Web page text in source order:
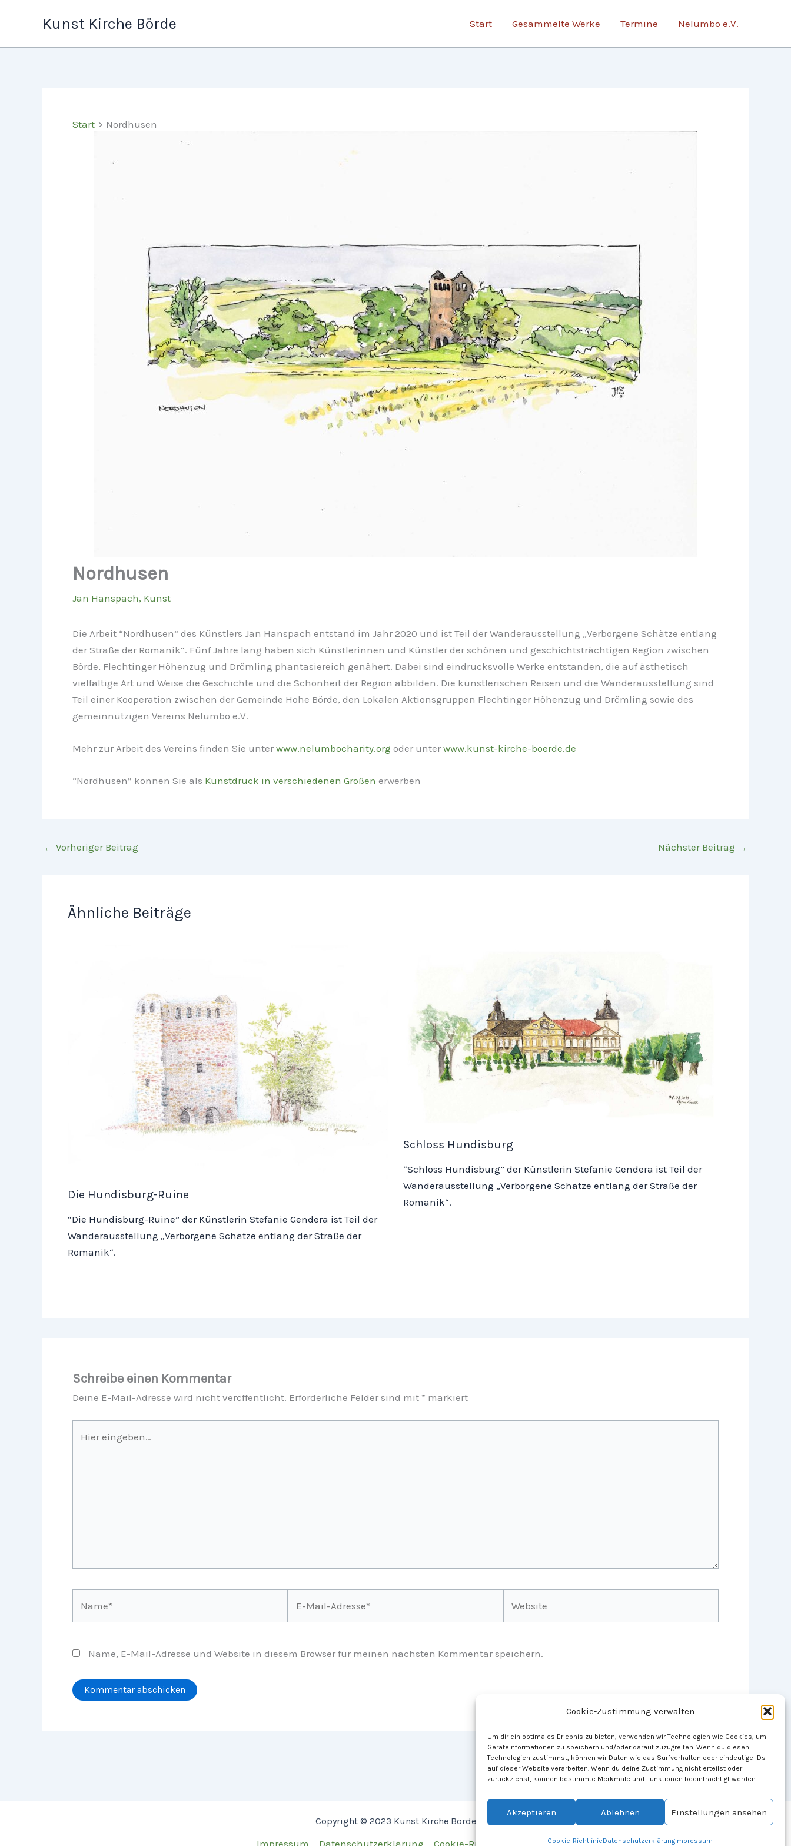
Cookie-Zustimmung verwalten
Um dir ein optimales Erlebnis zu bieten, verwenden wir Technologien wie Cookies, um
Geräteinformationen zu speichern und/oder darauf zuzugreifen. Wenn du diesen
Technologien zustimmst, können wir Daten wie das Surfverhalten oder eindeutige IDs
auf dieser Website verarbeiten. Wenn du deine Zustimmung nicht erteilst oder
zurückziehst, können bestimmte Merkmale und Funktionen beeinträchtigt werden.
Akzeptieren Ablehnen Einstellungen ansehen
Cookie-RichtlinieDatenschutzerklärungImpressum
Kunst Kirche Börde Start Gesammelte Werke Termine Nelumbo e.V.
Start Nordhusen
Nordhusen
Jan Hanspach, Kunst
Die Arbeit “Nordhusen” des Künstlers Jan Hanspach entstand im Jahr 2020 und ist Teil der Wanderausstellung „Verborgene Schätze entlang
der Straße der Romanik“. Fünf Jahre lang haben sich Künstlerinnen und Künstler der schönen und geschichtsträchtigen Region zwischen
Börde, Flechtinger Höhenzug und Drömling phantasiereich genähert. Dabei sind eindrucksvolle Werke entstanden, die auf ästhetisch
vielfältige Art und Weise die Geschichte und die Schönheit der Region abbilden. Die künstlerischen Reisen und die Wanderausstellung sind
Teil einer Kooperation zwischen der Gemeinde Hohe Börde, den Lokalen Aktionsgruppen Flechtinger Höhenzug und Drömling sowie des
gemeinnützigen Vereins Nelumbo e.V.
Mehr zur Arbeit des Vereins finden Sie unter www.nelumbocharity.org oder unter www.kunst-kirche-boerde.de
“Nordhusen” können Sie als Kunstdruck in verschiedenen Größen erwerben
← Vorheriger Beitrag Nächster Beitrag →
Ähnliche Beiträge
Die Hundisburg-Ruine
“Die Hundisburg-Ruine” der Künstlerin Stefanie Gendera ist Teil der
Wanderausstellung „Verborgene Schätze entlang der Straße der
Romanik“.
Schloss Hundisburg
“Schloss Hundisburg” der Künstlerin Stefanie Gendera ist Teil der
Wanderausstellung „Verborgene Schätze entlang der Straße der
Romanik“.
Schreibe einen Kommentar
Deine E-Mail-Adresse wird nicht veröffentlicht. Erforderliche Felder sind mit * markiert
eingeben…
Name, E-Mail-Adresse und Website in diesem Browser für meinen nächsten Kommentar speichern.
Copyright © 2023 Kunst Kirche Börde